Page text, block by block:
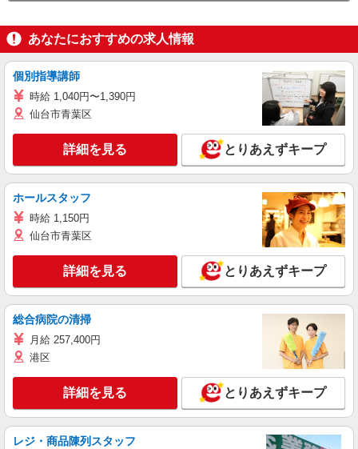
あなたにおすすめの求人情報
個別指導講師
時給 1,040円〜1,390円
仙台市青葉区
詳細を見る とりあえずキープ
ホールスタッフ
時給 1,150円
仙台市青葉区
詳細を見る とりあえずキープ
総合病院の清掃
月給 257,400円
港区
詳細を見る とりあえずキープ
レジ・商品陳列スタッフ